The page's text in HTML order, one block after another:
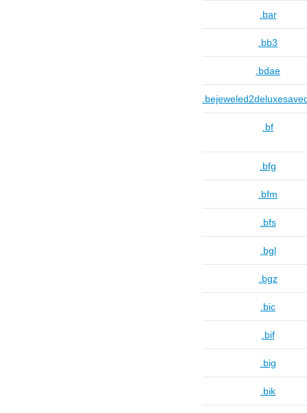
.bar
.bb3
.bdae
.bf
.bfg
.bfm
.bfs
.bgl
.bgz
.bic
.bif
.big
.bik